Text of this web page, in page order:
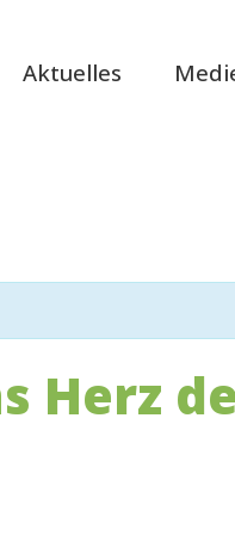
Aktuelles
Herz